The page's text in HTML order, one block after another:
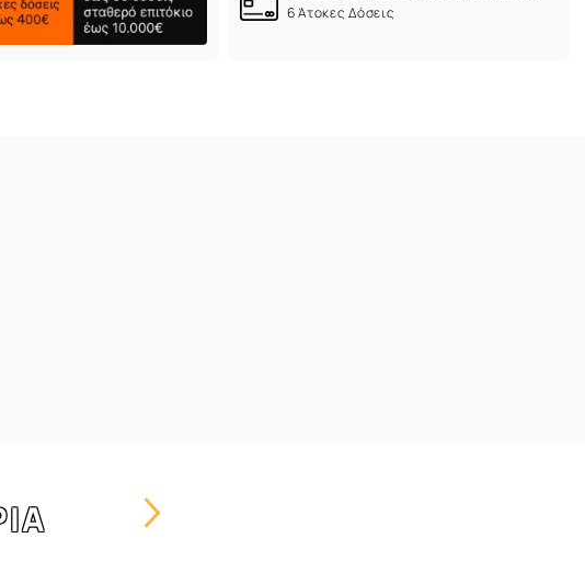
6 Άτοκες Δόσεις